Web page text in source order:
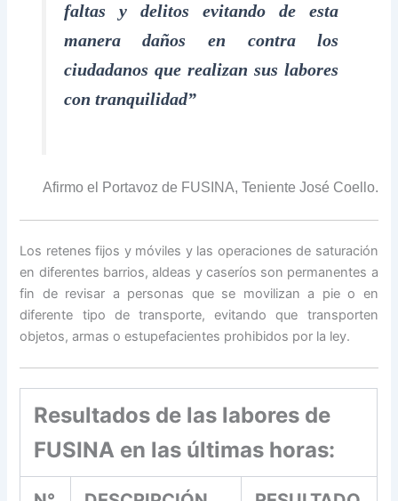
faltas y delitos evitando de esta
manera daños en contra los
ciudadanos que realizan sus labores
con tranquilidad”
Afirmo el Portavoz de FUSINA, Teniente José Coello.
Los retenes fijos y móviles y las operaciones de saturación
en diferentes barrios, aldeas y caseríos son permanentes a
fin de revisar a personas que se movilizan a pie o en
diferente tipo de transporte, evitando que transporten
objetos, armas o estupefacientes prohibidos por la ley.
Resultados de las labores de
FUSINA en las últimas horas: